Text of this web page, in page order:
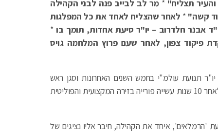
והעיר תצליח" * מר לב לבייב פנה לבני הקהילה
קשה" * לאחר שהצליח לאחד את כל המפלגות
אבנר חלדרוב – יו"ר סיעת אחדות, תומך בו *
פיקוד צפון, לאחר שעם פרוץ המלחמה גויס
תנועת עולמ"י בחמש השנים האחרונות וסגן ראש
עיריית רמלה החרוץ, החליט להתמודד לראשות העיר לאחר 10 שנות עשייה פורייה בזירה המקצועית והפוליטית
'הרמלאים', איחד את הקהילה, חיבר אליו נציגים של